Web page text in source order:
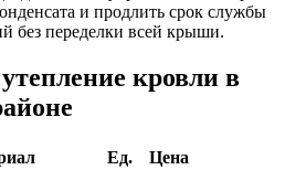
и продлить срок службы
без переделки всей крыши.
кровли в
Ед.
Цена